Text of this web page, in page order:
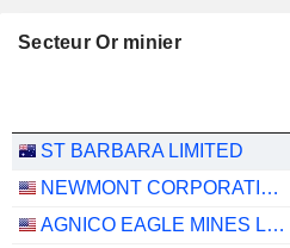
Secteur Or minier
ST BARBARA LIMITED
NEWMONT CORPORATION
AGNICO EAGLE MINES LIMITED